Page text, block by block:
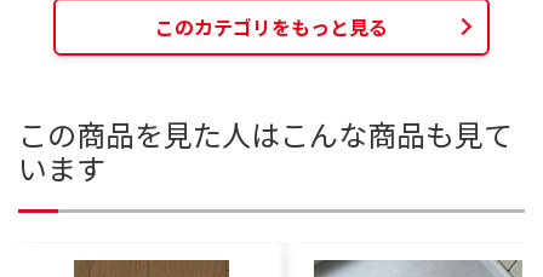
このカテゴリをもっと見る
この商品を見た人はこんな商品も見て
います